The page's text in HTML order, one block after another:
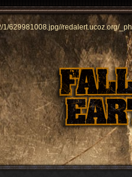
1/629981008.jpg//redalert.ucoz.org/